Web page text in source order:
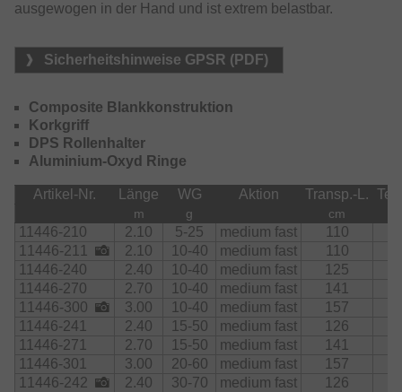
ausgewogen in der Hand und ist extrem belastbar.
Sicherheitshinweise GPSR (PDF)
Composite Blankkonstruktion
Korkgriff
DPS Rollenhalter
Aluminium-Oxyd Ringe
Artikel-Nr. Länge WG Aktion Transp.-L.
m g cm
11446-210 2.10 5-25 medium fast 110
11446-211
2.10 10-40 medium fast 110
11446-240
2.40 10-40 medium fast 125
11446-270
2.70 10-40 medium fast 141
11446-300
3.00 10-40 medium fast 157
11446-241
2.40 15-50 medium fast 126
11446-271
2.70 15-50 medium fast 141
11446-301
3.00 20-60 medium fast 157
11446-242
2.40 30-70 medium fast 126